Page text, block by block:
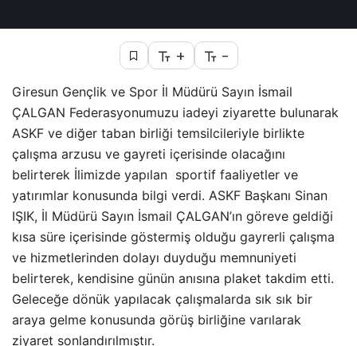
+ -
Giresun Gençlik ve Spor İl Müdürü Sayın İsmail
ÇALGAN Federasyonumuzu iadeyi ziyarette bulunarak
ASKF ve diğer taban birliği temsilcileriyle birlikte
çalışma arzusu ve gayreti içerisinde olacağını
belirterek İlimizde yapılan sportif faaliyetler ve
yatırımlar konusunda bilgi verdi. ASKF Başkanı Sinan
IŞIK, İl Müdürü Sayın İsmail ÇALGAN’ın göreve geldiği
kısa süre içerisinde göstermiş olduğu gayrerli çalışma
ve hizmetlerinden dolayı duyduğu memnuniyeti
belirterek, kendisine günün anısına plaket takdim etti.
Geleceğe dönük yapılacak çalışmalarda sık sık bir
araya gelme konusunda görüş birliğine varılarak
ziyaret sonlandırılmıştır.